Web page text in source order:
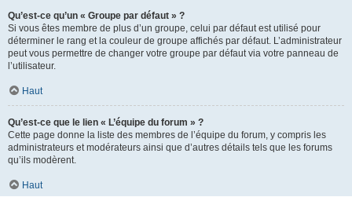
Qu’est-ce qu’un « Groupe par défaut » ?
Si vous êtes membre de plus d’un groupe, celui par défaut est utilisé pour
déterminer le rang et la couleur de groupe affichés par défaut. L’administrateur
peut vous permettre de changer votre groupe par défaut via votre panneau de
l’utilisateur.
Haut
Qu’est-ce que le lien « L’équipe du forum » ?
Cette page donne la liste des membres de l’équipe du forum, y compris les
administrateurs et modérateurs ainsi que d’autres détails tels que les forums
qu’ils modèrent.
Haut